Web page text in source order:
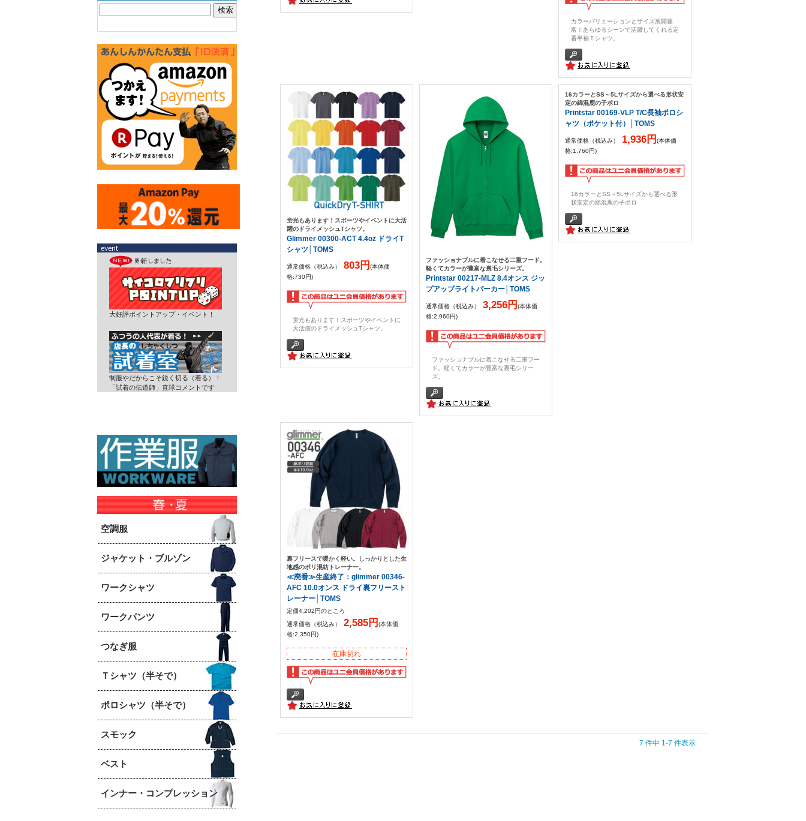
大好評ポイントアップ・イベント！
制服やだからこそ鋭く切る（着る）！
「試着の伝道師」直球コメントです
空調服
ジャケット・ブルゾン
ワークシャツ
ワークパンツ
つなぎ服
Ｔシャツ（半そで）
ポロシャツ（半そで）
スモック
ベスト
インナー・コンプレッション
カラーバリエーションとサイズ展開豊
富！あらゆるシーンで活躍してくれる定
番半袖Ｔシャツ。
蛍光もあります！スポーツやイベントに大活
躍のドライメッシュTシャツ。
Glimmer 00300-ACT 4.4oz ドライT
シャツ│TOMS
通常価格（税込み） 803円(本体価
格:730円)
蛍光もあります！スポーツやイベントに
大活躍のドライメッシュTシャツ。
ファッショナブルに着こなせる二重フード。
軽くてカラーが豊富な裏毛シリーズ。
Printstar 00217-MLZ 8.4オンス ジッ
プアップライトパーカー│TOMS
通常価格（税込み） 3,256円(本体価
格:2,960円)
ファッショナブルに着こなせる二重フー
ド。軽くてカラーが豊富な裏毛シリー
ズ。
16カラーとSS～5Lサイズから選べる形状安
定の綿混鹿の子ポロ
Printstar 00169-VLP T/C長袖ポロシ
ャツ（ポケット付）│TOMS
通常価格（税込み） 1,936円(本体価
格:1,760円)
16カラーとSS～5Lサイズから選べる形
状安定の綿混鹿の子ポロ
裏フリースで暖かく軽い。しっかりとした生
地感のポリ混紡トレーナー。
≪廃番≫生産終了：glimmer 00346-
AFC 10.0オンス ドライ裏フリースト
レーナー│TOMS
定価4,202円のところ
通常価格（税込み）
2,585円(本体価
格:2,350円)
在庫切れ
7 件中 1-7 件表示